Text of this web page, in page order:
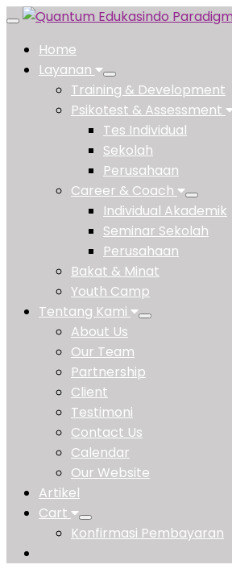
Toggle
Home
Layanan
Training & Development
Psikotest & Assessment
Tes Individual
Sekolah
Perusahaan
Career & Coach
Individual Akademik
Seminar Sekolah
Perusahaan
Bakat & Minat
Youth Camp
Tentang Kami
About Us
Our Team
Partnership
Client
Testimoni
Contact Us
Calendar
Our Website
Artikel
Cart
Konfirmasi Pembayaran